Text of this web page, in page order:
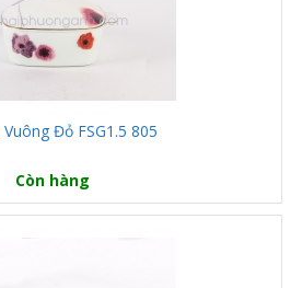
Vuông Đỏ FSG1.5 805
Còn hàng